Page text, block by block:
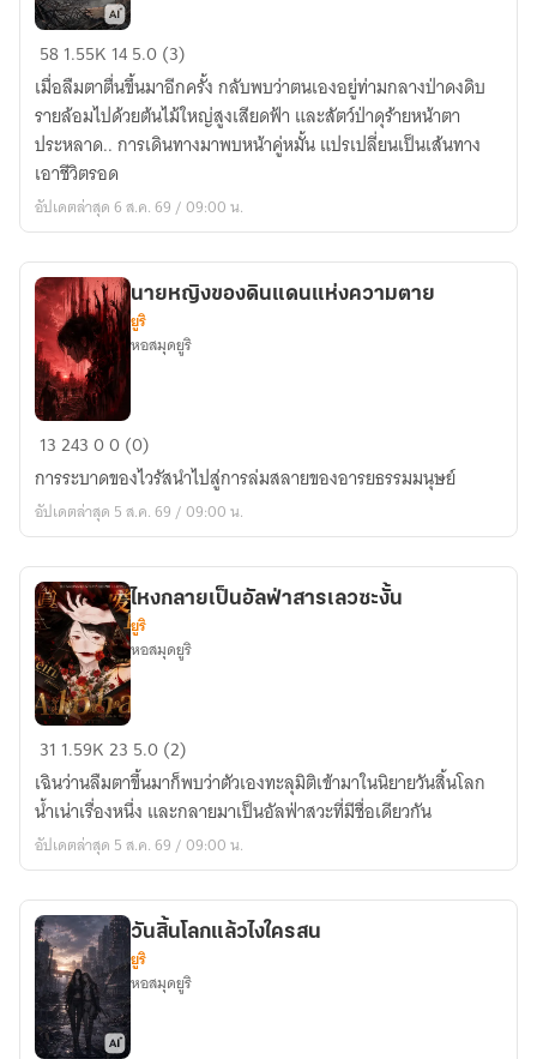
เจอ
คู่
หมั้น
ก่อน
โลก
ล่ม
สลาย
581.55K 145.0 (3)
เมื่อลืมตาตื่นขึ้นมาอีกครั้ง กลับพบว่าตนเองอยู่ท่ามกลางป่าดงดิบ
รายล้อมไปด้วยต้นไม้ใหญ่สูงเสียดฟ้า และสัตว์ป่าดุร้ายหน้าตา
ประหลาด.. การเดินทางมาพบหน้าคู่หมั้น แปรเปลี่ยนเป็นเส้นทาง
เอาชีวิตรอด
อัปเดตล่าสุด 6 ส.ค. 69 / 09:00 น.
นาย
ของ
ดิน
แห่ง
ความ
ตาย
นายหญิงของดินแดนแห่งความตาย
ยูริ
หอสมุดยูริ
1324300 (0)
การระบาดของไวรัสนำไปสู่การล่มสลายของอารยธรรมมนุษย์
อัปเดตล่าสุด 5 ส.ค. 69 / 09:00 น.
ไห
งก
ลาย
เป็น
อัลฟ่า
ซะ
งั้น
ไหงกลายเป็นอัลฟ่าสารเลวซะงั้น
ยูริ
หอสมุดยูริ
31 1.59K23 5.0 (2)
เฉินว่านลืมตาขึ้นมาก็พบว่าตัวเองทะลุมิติเข้ามาในนิยายวันสิ้นโลก
น้ำเน่าเรื่องหนึ่ง และกลายมาเป็นอัลฟ่าสวะที่มีชื่อเดียวกัน
อัปเดตล่าสุด 5 ส.ค. 69 / 09:00 น.
วันสิ้นโลกแล้วไงใครสน
ยูริ
หอสมุดยูริ